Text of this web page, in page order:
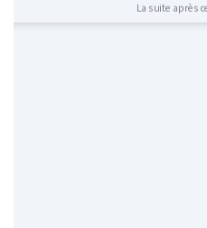
La suite après